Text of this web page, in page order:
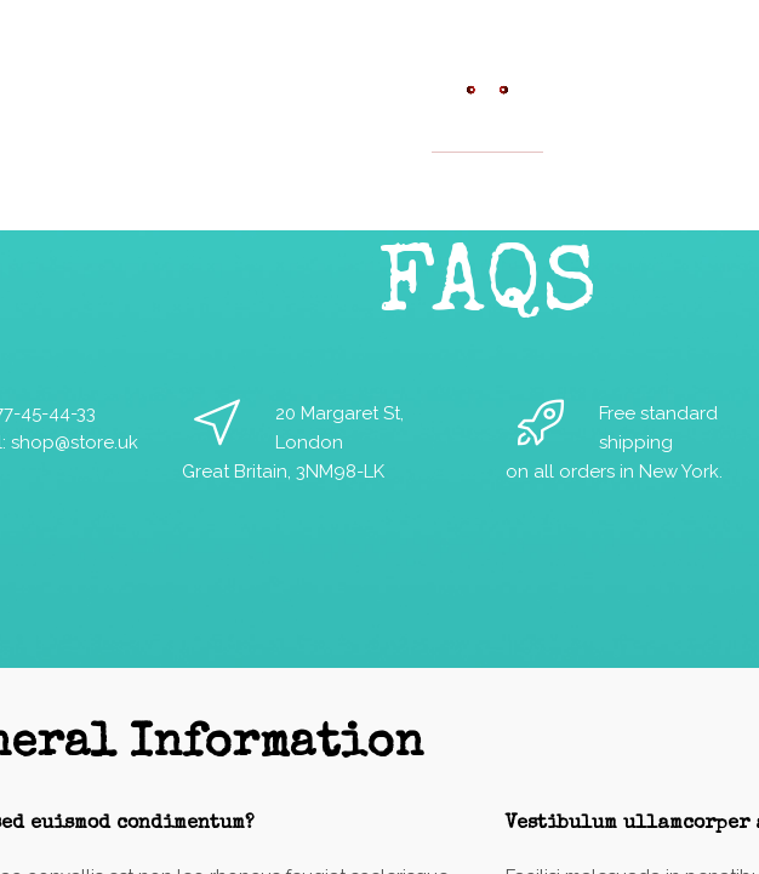
FAQS
45-44-33
shop@store.uk
20 Margaret St,
London
Great Britain, 3NM98-LK
Free standard
shipping
on all orders in New York.
Information
euismod condimentum? Vestibulum